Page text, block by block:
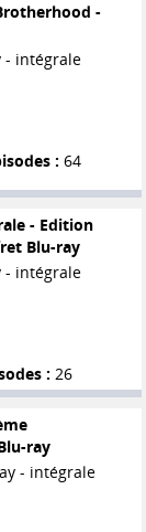
-
- intégrale
: 64
- Edition
Blu-ray
- intégrale
: 26
ray
- intégrale